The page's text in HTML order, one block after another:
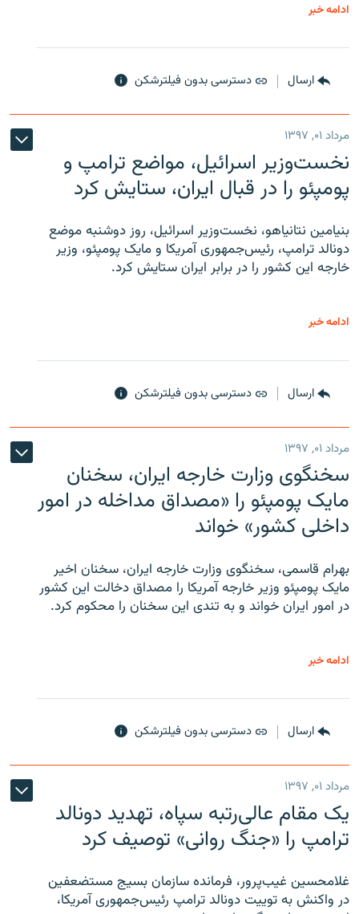
ادامه خبر
ارسال دسترسی بدون فیلترشکن
مرداد ۰۱, ۱۳۹۷
نخست‌وزیر اسرائیل، مواضع ترامپ و
پومپئو را در قبال ایران، ستایش کرد
بنیامین نتانیاهو، نخست‌وزیر اسرائیل، روز دوشنبه موضع
دونالد ترامپ، رئیس‌جمهوری آمریکا و مایک پومپئو، وزیر
خارجه این کشور را در برابر ایران ستایش کرد.
ادامه خبر
ارسال دسترسی بدون فیلترشکن
مرداد ۰۱, ۱۳۹۷
سخنگوی وزارت خارجه ایران، سخنان
مایک پومپئو را «مصداق مداخله در امور
داخلی کشور» خواند
بهرام قاسمی، سخنگوی وزارت خارجه ایران، سخنان اخیر
مایک پومپئو وزیر خارجه آمریکا را مصداق دخالت این کشور
در امور ایران خواند و به تندی این سخنان را محکوم کرد.
ادامه خبر
ارسال دسترسی بدون فیلترشکن
مرداد ۰۱, ۱۳۹۷
یک مقام عالی‌رتبه سپاه، تهدید دونالد
ترامپ را «جنگ روانی» توصیف کرد
غلامحسین غیب‌پرور، فرمانده سازمان بسیج مستضعفین
در واکنش به توییت دونالد ترامپ رئیس‌جمهوری آمریکا،